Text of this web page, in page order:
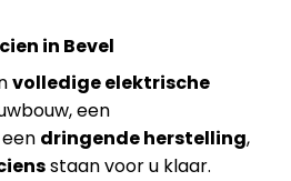
in Bevel
volledige elektrische
een
dringende herstelling,
staan voor u klaar.